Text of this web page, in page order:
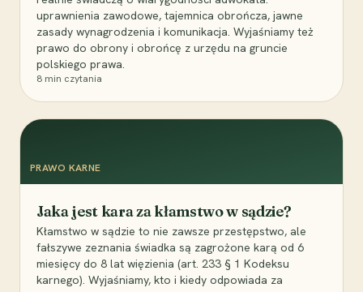
uprawnienia zawodowe, tajemnica obrończa, jawne
zasady wynagrodzenia i komunikacja. Wyjaśniamy też
prawo do obrony i obrońcę z urzędu na gruncie
polskiego prawa.
8 min czytania
PRAWO KARNE
Jaka jest kara za kłamstwo w sądzie?
Kłamstwo w sądzie to nie zawsze przestępstwo, ale
fałszywe zeznania świadka są zagrożone karą od 6
miesięcy do 8 lat więzienia (art. 233 § 1 Kodeksu
karnego). Wyjaśniamy, kto i kiedy odpowiada za